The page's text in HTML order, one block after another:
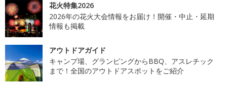
花火特集2026
2026年の花火大会情報をお届け！開催・中止・延期
情報も掲載
アウトドアガイド
キャンプ場、グランピングからBBQ、アスレチック
まで！全国のアウトドアスポットをご紹介